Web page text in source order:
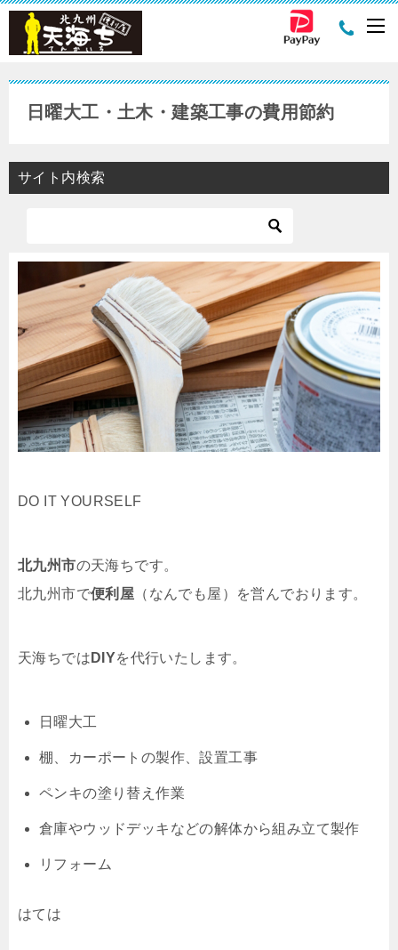
日曜大工・土木・建築工事の費用節約
サイト内検索
DO IT YOURSELF
北九州市の天海ちです。
北九州市で便利屋 （なんでも屋）を営んでおります。
天海ちでは DIYを代行いたします。
日曜大工
棚、カーポートの製作、設置工事
ペンキの塗り替え作業
倉庫やウッドデッキなどの解体から組み立て製作
リフォーム
はては